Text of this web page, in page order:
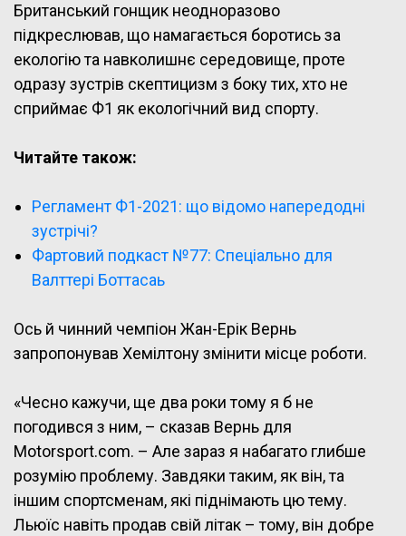
Британський гонщик неодноразово
підкреслював, що намагається боротись за
екологію та навколишнє середовище, проте
одразу зустрів скептицизм з боку тих, хто не
сприймає Ф1 як екологічний вид спорту.
Читайте також:
Регламент Ф1-2021: що відомо напередодні
зустрічі?
Фартовий подкаст №77: Спеціально для
Валттері Боттасаь
Ось й чинний чемпіон Жан-Ерік Вернь
запропонував Хемілтону змінити місце роботи.
«Чесно кажучи, ще два роки тому я б не
погодився з ним, – сказав Вернь для
Motorsport.com. – Але зараз я набагато глибше
розумію проблему. Завдяки таким, як він, та
іншим спортсменам, які піднімають цю тему.
Льюїс навіть продав свій літак – тому, він добре